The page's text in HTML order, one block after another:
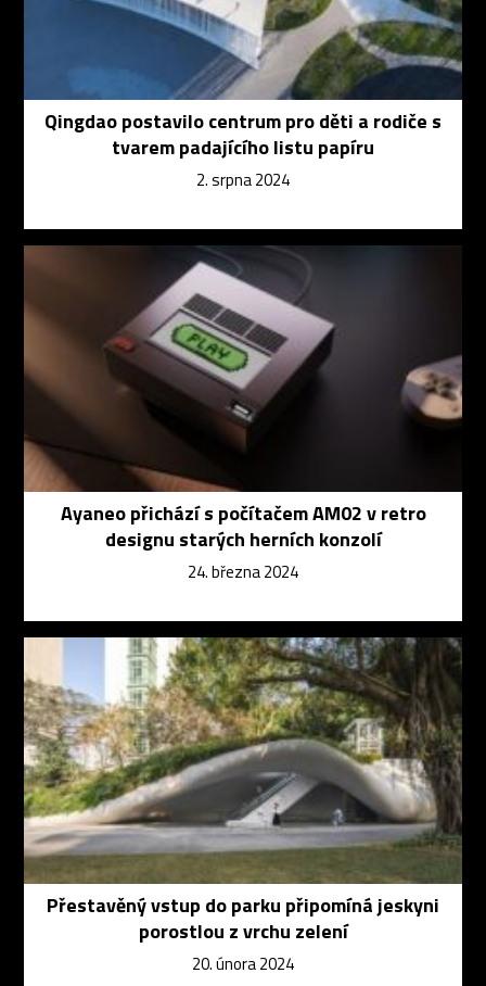
Qingdao postavilo centrum pro děti a rodiče s
tvarem padajícího listu papíru
2. srpna 2024
Ayaneo přichází s počítačem AM02 v retro
designu starých herních konzolí
24. března 2024
Přestavěný vstup do parku připomíná jeskyni
porostlou z vrchu zelení
20. února 2024